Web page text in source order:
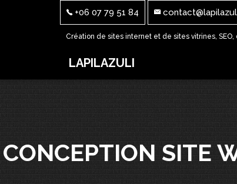
+06 07 79 51 84
Création de sites internet et de sites vitrines,
LAPILAZULI
CONCEPTION SITE